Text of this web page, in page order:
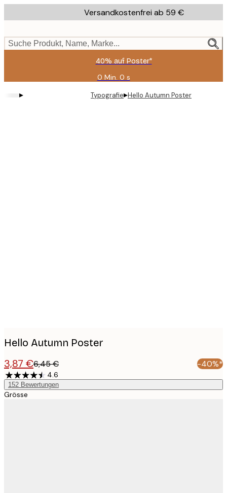
to
content.
Versandkostenfrei ab 59 €
Suche Produkt, Name, Marke...
40% auf Poster*
0 Min. 0 s
Gültig
bis:
2026-
▸ Typografie▸Hello Autumn Poster
Hello Autumn Poster
3,87 €6,45 € -40%*
4.6
152 Bewertungen
Grösse